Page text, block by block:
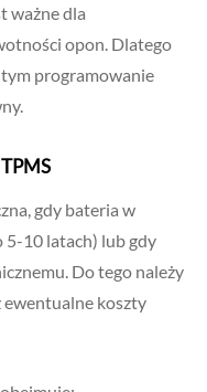
ważne dla
opon. Dlatego
tym programowanie
gdy bateria w
5-10 latach) lub gdy
Do tego należy
ewentualne koszty